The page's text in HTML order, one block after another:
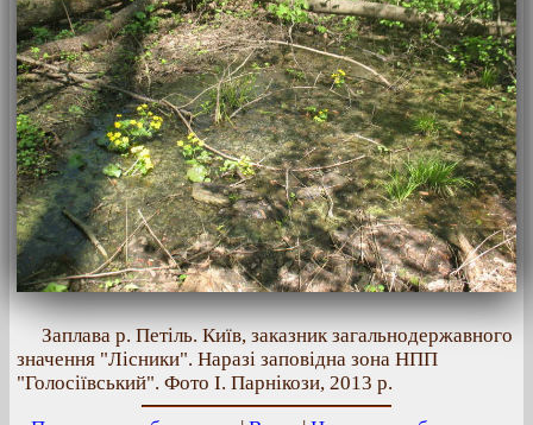
Заплава р. Петіль. Київ, заказник загальнодержавного
значення "Лісники". Наразі заповідна зона НПП
"Голосіївський". Фото І. Парнікози, 2013 р.